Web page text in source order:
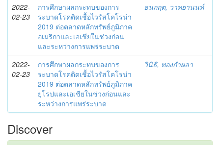
2022-
02-23
การศึกษาผลกระทบของการ
ระบาดโรคติดเชื้อไวรัสโคโรน่า
2019 ต่อตลาดหลักทรัพย์ภูมิภาค
อเมริกาและเอเชียในช่วงก่อน
และระหว่างการแพร่ระบาด
ธนกฤต, วาทยานนท์
2022-
02-23
การศึกษาผลกระทบของการ
ระบาดโรคติดเชื้อไวรัสโคโรน่า
2019 ต่อตลาดหลักทรัพย์ภูมิภาค
ยุโรปและเอเชียในช่วงก่อนและ
ระหว่างการแพร่ระบาด
วินิธิ, ทองกำผลา
Discover